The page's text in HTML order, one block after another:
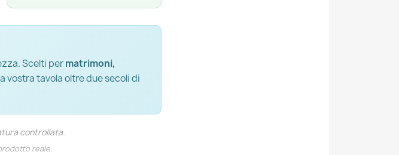
Scelti permatrimoni,
vostra tavola oltre due secoli di
controllata.
reale.